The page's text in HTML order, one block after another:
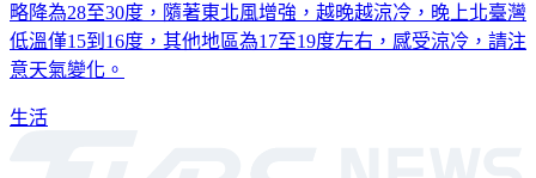
略降為28至30度，隨著東北風增強，越晚越涼冷，晚上北臺灣
低溫僅15到16度，其他地區為17至19度左右，感受涼冷，請注
意天氣變化。
生活